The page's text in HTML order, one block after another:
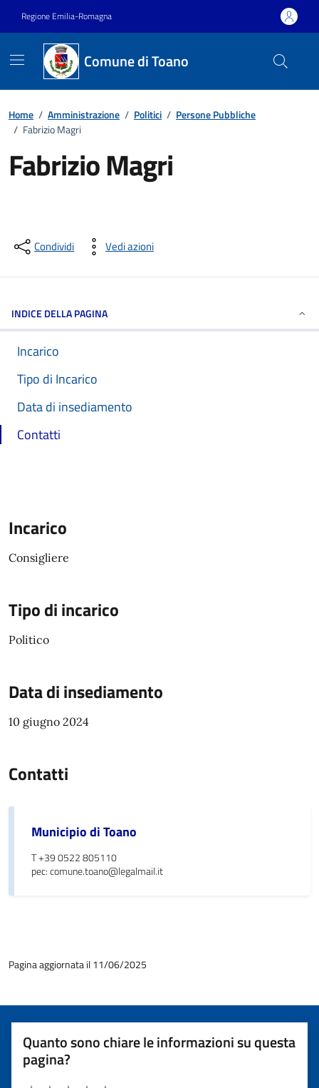
Regione Emilia-Romagna
Comune di Toano
Home / Amministrazione / Politici / Persone Pubbliche
/ Fabrizio Magri
Fabrizio Magri
Condividi Vedi azioni
INDICE DELLA PAGINA
Incarico
Tipo di Incarico
Data di insediamento
Contatti
Incarico
Consigliere
Tipo di incarico
Politico
Data di insediamento
10 giugno 2024
Contatti
Municipio di Toano
T +39 0522 805110
pec: comune.toano@legalmail.it
Pagina aggiornata il 11/06/2025
Quanto sono chiare le informazioni su questa
pagina?